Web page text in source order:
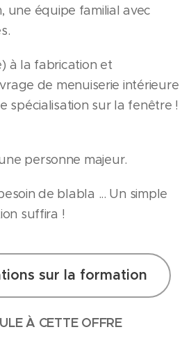
une équipe familial avec
à la fabrication et
de menuiserie intérieure
spécialisation sur la fenêtre !
personne majeur.
de blabla ... Un simple
suffira !
sur la formation
À CETTE OFFRE